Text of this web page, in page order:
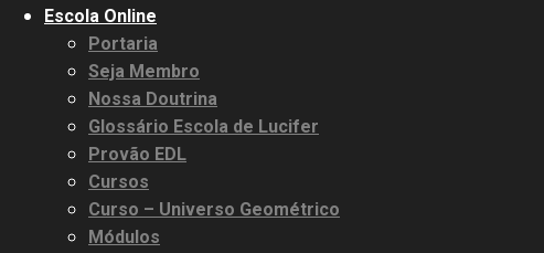
Escola Online
Portaria
Seja Membro
Nossa Doutrina
Glossário Escola de Lucifer
Provão EDL
Cursos
Curso – Universo Geométrico
Módulos